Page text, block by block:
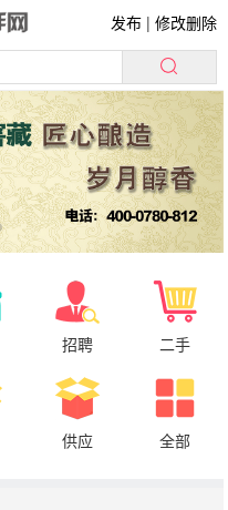
发布 |修改删除
招聘 二手
供应 全部